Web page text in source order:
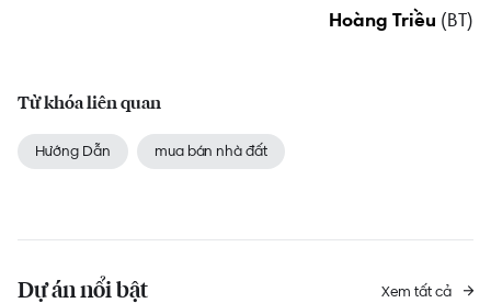
Hoàng Triều (BT)
Từ khóa liên quan
Hướng Dẫn mua bán nhà đất
Dự án nổi bật Xem tất cả